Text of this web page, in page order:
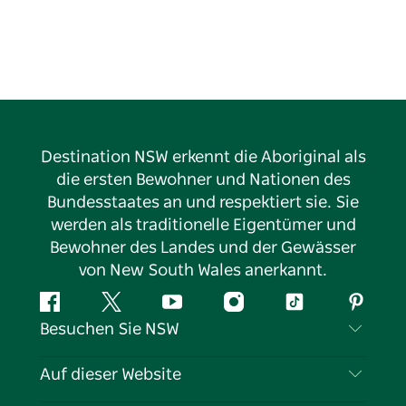
Destination NSW erkennt die Aboriginal als
die ersten Bewohner und Nationen des
Bundesstaates an und respektiert sie. Sie
werden als traditionelle Eigentümer und
Bewohner des Landes und der Gewässer
von New South Wales anerkannt.
FacebookTwitter YouTubeInstagramTikTok
Besuchen Sie NSW
Kontaktieren Sie uns
Auf dieser Website